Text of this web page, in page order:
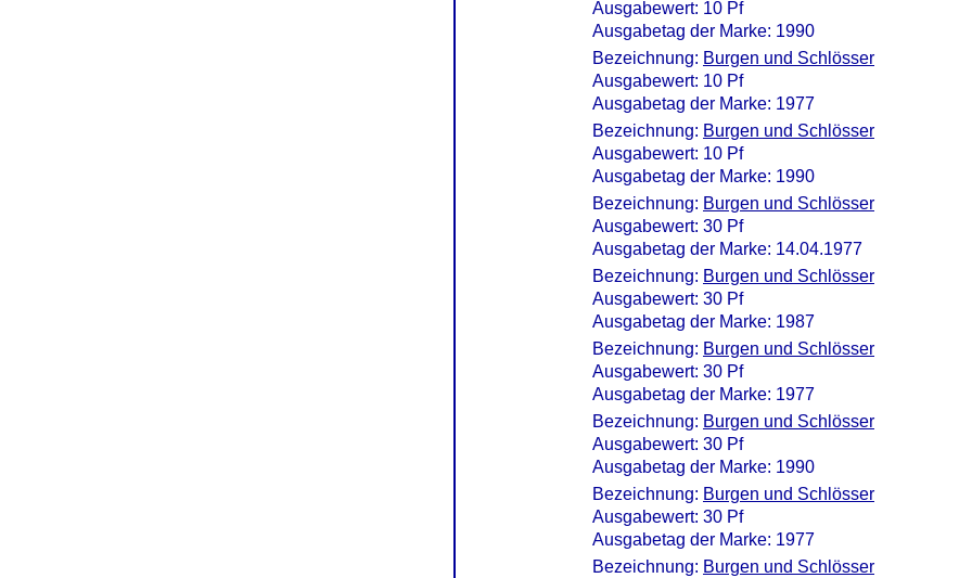
Ausgabewert: 10 Pf
Ausgabetag der Marke: 1990
Bezeichnung: Burgen und Schlösser
Ausgabewert: 10 Pf
Ausgabetag der Marke: 1977
Bezeichnung: Burgen und Schlösser
Ausgabewert: 10 Pf
Ausgabetag der Marke: 1990
Bezeichnung: Burgen und Schlösser
Ausgabewert: 30 Pf
Ausgabetag der Marke: 14.04.1977
Bezeichnung: Burgen und Schlösser
Ausgabewert: 30 Pf
Ausgabetag der Marke: 1987
Bezeichnung: Burgen und Schlösser
Ausgabewert: 30 Pf
Ausgabetag der Marke: 1977
Bezeichnung: Burgen und Schlösser
Ausgabewert: 30 Pf
Ausgabetag der Marke: 1990
Bezeichnung: Burgen und Schlösser
Ausgabewert: 30 Pf
Ausgabetag der Marke: 1977
Bezeichnung: Burgen und Schlösser